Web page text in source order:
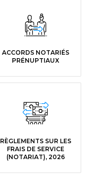
ACCORDS NOTARIÉS
PRÉNUPTIAUX
RÈGLEMENTS SUR LES
FRAIS DE SERVICE
(NOTARIAT), 2026